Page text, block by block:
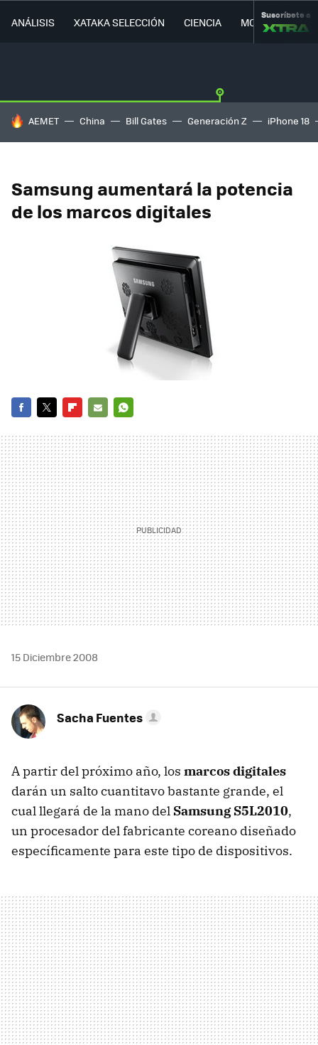
ANÁLISIS XATAKA SELECCIÓN CIENCIA MOVILIDAD
Suscríbete a
HOY SE HABLA DE
AEMET China Bill Gates Generación Z iPhone 18
Samsung aumentará la potencia
de los marcos digitales
MAIL
15 Diciembre 2008
Sacha Fuentes
A partir del próximo año, los marcos digitales
darán un salto cuantitavo bastante grande, el
cual llegará de la mano del Samsung S5L2010,
un procesador del fabricante coreano diseñado
específicamente para este tipo de dispositivos.